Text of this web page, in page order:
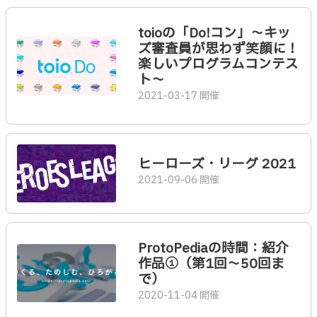
toioの「Do!コン」～キッ
ズ審査員が思わず笑顔に！
楽しいプログラムコンテス
ト～
2021-03-17 開催
ヒーローズ・リーグ 2021
2021-09-06 開催
ProtoPediaの時間：紹介
作品①（第1回〜50回ま
で）
2020-11-04 開催